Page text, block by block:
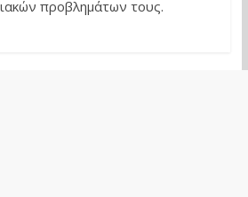
προβλημάτων τους.